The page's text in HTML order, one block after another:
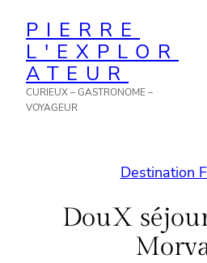
contenu
PIERRE
L'EXPLOR
ATEUR
CURIEUX – GASTRONOME –
VOYAGEUR
Destination
DouX